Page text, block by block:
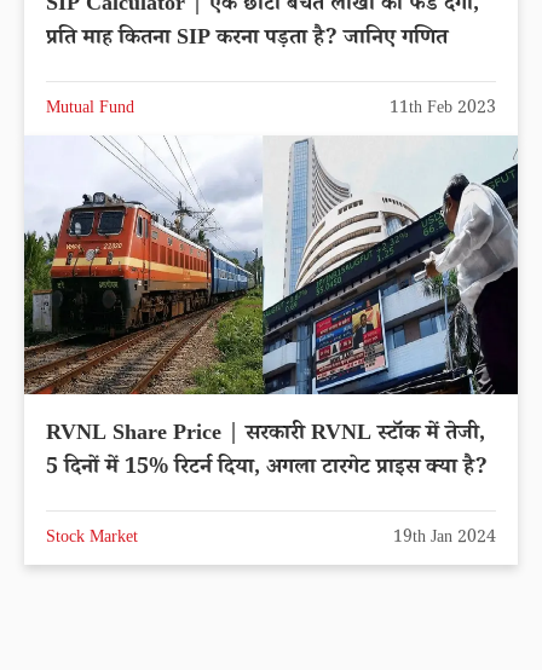
प्रति माह कितना SIP करना पड़ता है? जानिए गणित
Mutual Fund 11th Feb 2023
RVNL Share Price | सरकारी RVNL स्टॉक में तेजी,
5 दिनों में 15% रिटर्न दिया, अगला टारगेट प्राइस क्या है?
Stock Market 19th Jan 2024